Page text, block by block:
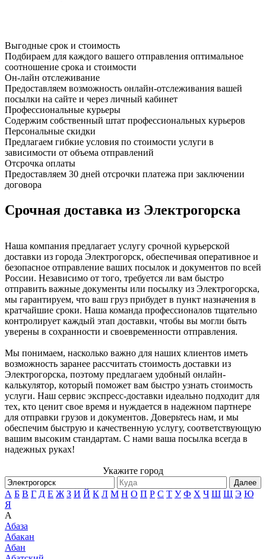
Выгодные срок и стоимость
Подбираем для каждого вашего отправления оптимальное
соотношение срока и стоимости
Он-лайн отслеживание
Предоставляем возможность онлайн-отслеживания вашей
посылки на сайте и через личный кабинет
Профессиональные курьеры
Содержим собственный штат профессиональных курьеров
Персональные скидки
Предлагаем гибкие условия по стоимости услуги в
зависимости от объема отправлений
Отсрочка оплаты
Предоставляем 30 дней отсрочки платежа при заключении
договора
Срочная доставка из Электрогорска
Наша компания предлагает услугу срочной курьерской
доставки из города Электрогорск, обеспечивая оперативное и
безопасное отправление ваших посылок и документов по всей
России. Независимо от того, требуется ли вам быстро
отправить важные документы или посылку из Электрогорска,
мы гарантируем, что ваш груз прибудет в пункт назначения в
кратчайшие сроки. Наша команда профессионалов тщательно
контролирует каждый этап доставки, чтобы вы могли быть
уверены в сохранности и своевременности отправления.
Мы понимаем, насколько важно для наших клиентов иметь
возможность заранее рассчитать стоимость доставки из
Электрогорска, поэтому предлагаем удобный онлайн-
калькулятор, который поможет вам быстро узнать стоимость
услуги. Наш сервис экспресс-доставки идеально подходит для
тех, кто ценит свое время и нуждается в надежном партнере
для отправки грузов и документов. Доверьтесь нам, и мы
обеспечим быструю и качественную услугу, соответствующую
вашим высоким стандартам. С нами ваша посылка всегда в
надежных руках!
Укажите город
Далее
А Б В Г Д Е Ж З И Й К Л М Н О П Р С Т У Ф Х Ч Ш Щ Э Ю
Я
А
Абаза
Абакан
Абан